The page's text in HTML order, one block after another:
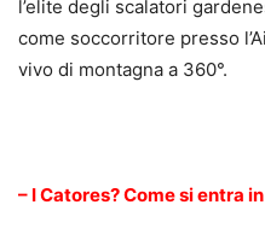
l’elite degli scalatori
come soccorritore presso
vivo di montagna a 360°.
– I Catores? Come si entra